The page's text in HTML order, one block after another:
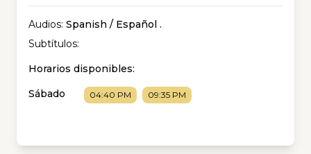
Audios: Spanish / Español .
Subtítulos:
Horarios disponibles:
Sábado
04:40 PM 09:35 PM